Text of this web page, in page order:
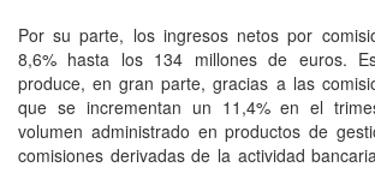
Por su parte, los ingresos netos por
8,6% hasta los 134 millones de euros.
produce, en gran parte, gracias a las
que se incrementan un 11,4% en el
volumen administrado en productos de
comisiones derivadas de la actividad